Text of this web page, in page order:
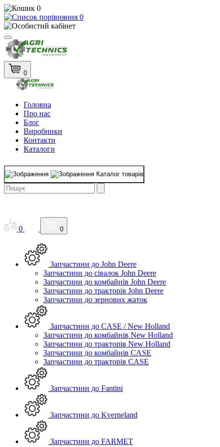
0
0
0
Головна
Про нас
Блог
Виробники
Контакти
Каталоги
Каталог товарів
0 0
Запчастини до John Deere
Запчастини до сівалок John Deere
Запчастини до комбайнів John Deere
Запчастини до тракторів John Deere
Запчастини до зернових жаток
Запчастини до CASE / New Holland
Запчастини до комбайнів New Holland
Запчастини до тракторів New Holland
Запчастини до комбайнів CASE
Запчастини до тракторів CASE
Запчастини до Fantini
Запчастини до Kverneland
Запчастини до FARMET